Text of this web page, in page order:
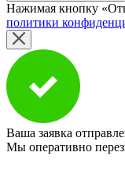
Нажимая кнопку
политики
Ваша заявка
Мы оперативно